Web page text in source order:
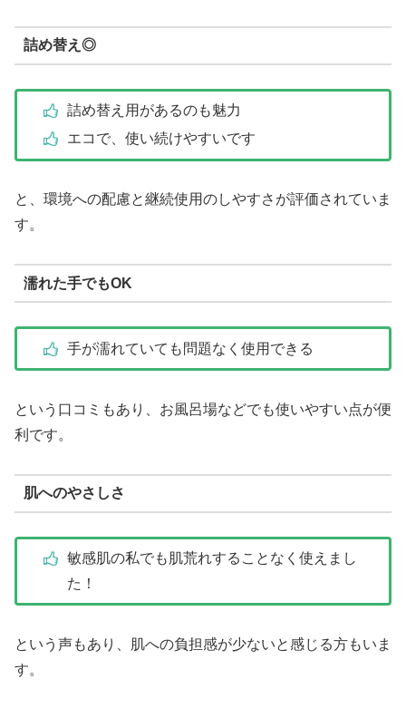
詰め替え◎
詰め替え用があるのも魅力
エコで、使い続けやすいです
と、環境への配慮と継続使用のしやすさが評価されていま
す。
濡れた手でもOK
手が濡れていても問題なく使用できる
という口コミもあり、お風呂場などでも使いやすい点が便
利です。
肌へのやさしさ
敏感肌の私でも肌荒れすることなく使えまし
た！
という声もあり、肌への負担感が少ないと感じる方もいま
す。